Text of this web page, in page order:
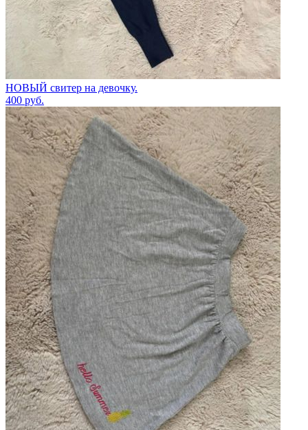
НОВЫЙ свитер на девочку.
400 руб.